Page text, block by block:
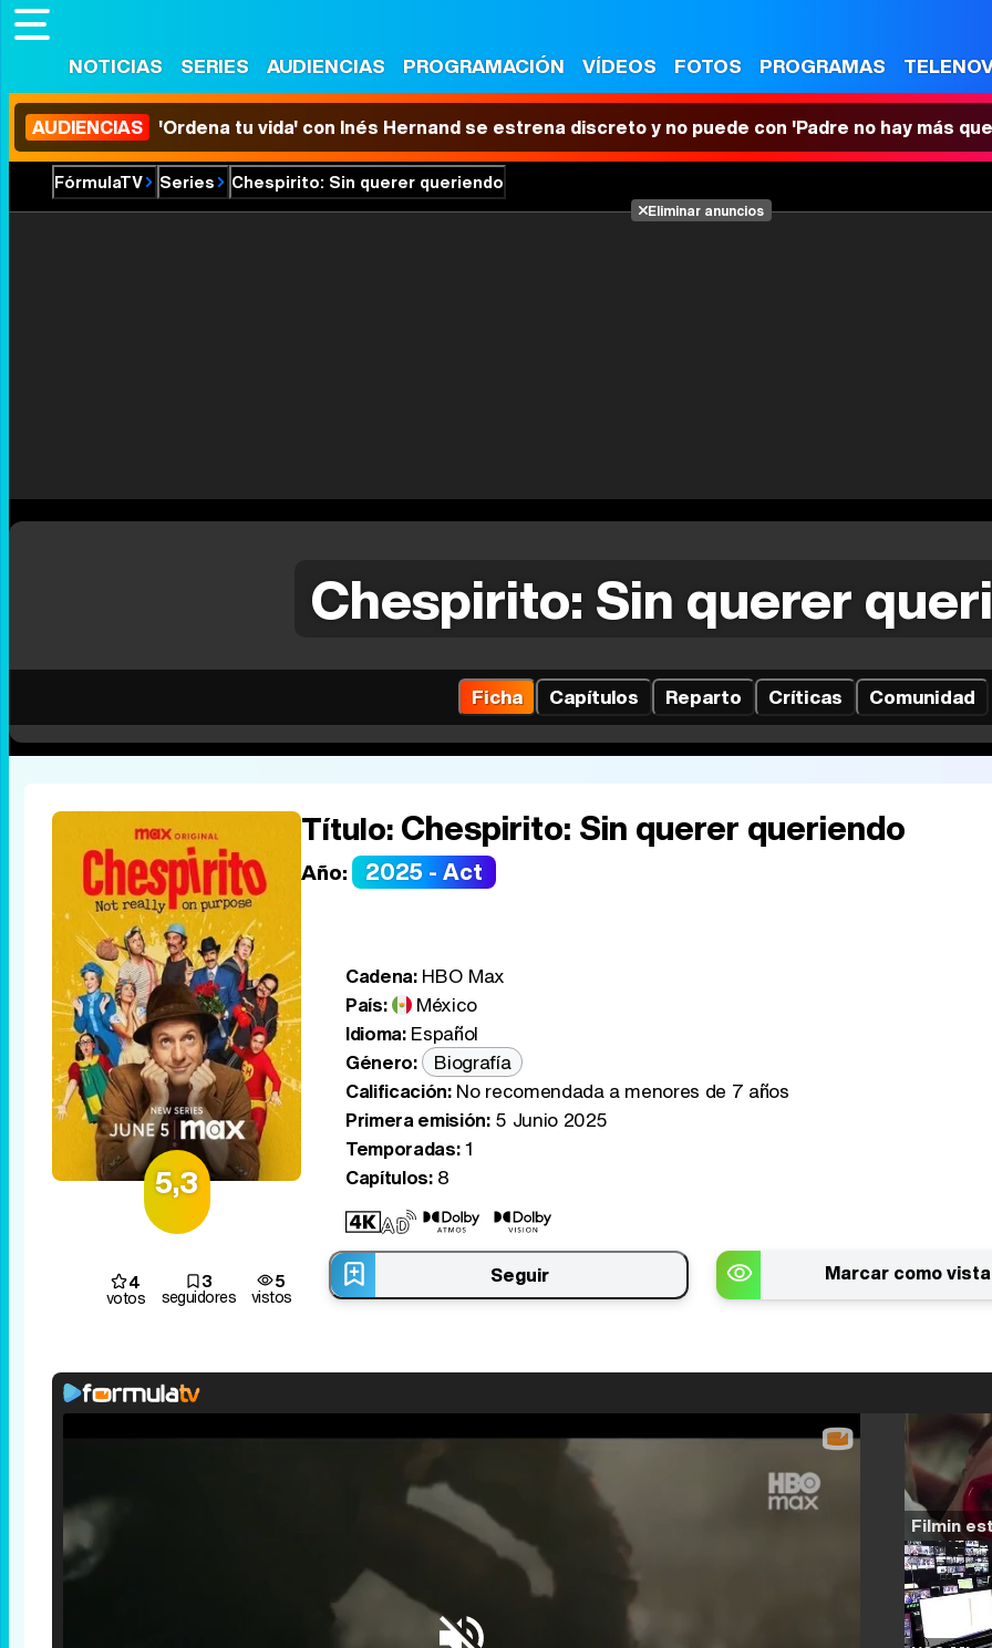
NOTICIAS SERIES AUDIENCIAS PROGRAMACIÓN VÍDEOS FOTOS PROGRAMAS
AUDIENCIAS 'Ordena tu vida' con Inés Hernand se estrena discreto y no puede con 'Padre no hay más
FórmulaTV Series Chespirito: Sin querer queriendo
Eliminar anuncios
Chespirito: Sin querer
Ficha Capítulos Reparto Críticas Comunidad
5,3
Título:Chespirito: Sin querer queriendo
Año: 2025 - Act
Cadena:HBO Max
País:
México
Idioma: Español
Género:
Biografía
Calificación:No recomendada a menores de 7 años
Primera emisión:5 Junio 2025
Temporadas:1
Capítulos:8
4
votos
3
seguidores
5
vistos
Seguir Marcar como vista